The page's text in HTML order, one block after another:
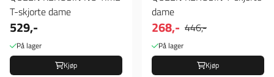
T-skjorte dame
529,-
På lager
Kjøp
dame
268,- 446,-
På lager
Kjøp